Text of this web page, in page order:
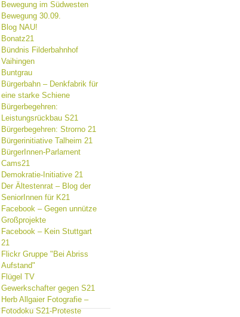
Bewegung im Südwesten
Bewegung 30.09.
Blog NAU!
Bonatz21
Bündnis Filderbahnhof
Vaihingen
Buntgrau
Bürgerbahn – Denkfabrik für
eine starke Schiene
Bürgerbegehren:
Leistungsrückbau S21
Bürgerbegehren: Strorno 21
Bürgerinitiative Talheim 21
BürgerInnen-Parlament
Cams21
Demokratie-Initiative 21
Der Ältestenrat – Blog der
SeniorInnen für K21
Facebook – Gegen unnütze
Großprojekte
Facebook – Kein Stuttgart
21
Flickr Gruppe "Bei Abriss
Aufstand"
Flügel TV
Gewerkschafter gegen S21
Herb Allgaier Fotografie –
Fotodoku S21-Proteste